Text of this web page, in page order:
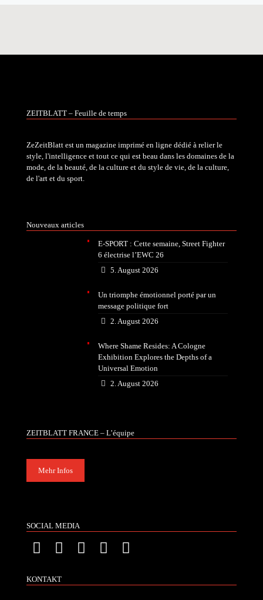
ZEITBLATT – Feuille de temps
ZeZeitBlatt est un magazine imprimé en ligne dédié à relier le
style, l'intelligence et tout ce qui est beau dans les domaines de la
mode, de la beauté, de la culture et du style de vie, de la culture,
de l'art et du sport.
Nouveaux articles
E-SPORT : Cette semaine, Street Fighter
6 électrise l’EWC 26
5. August 2026
Un triomphe émotionnel porté par un
message politique fort
2. August 2026
Where Shame Resides: A Cologne
Exhibition Explores the Depths of a
Universal Emotion
2. August 2026
ZEITBLATT FRANCE – L’équipe
Mehr Infos
SOCIAL MEDIA
KONTAKT